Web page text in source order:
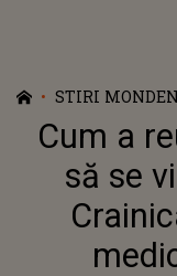
STIRI
Cum a
să se